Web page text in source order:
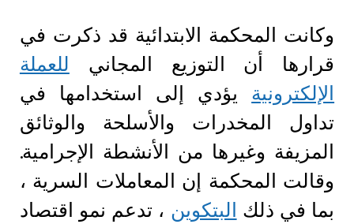
وكانت المحكمة الابتدائية قد ذكرت في
قرارها أن التوزيع المجاني للعملة
الإلكترونية يؤدي إلى استخدامها في
تداول المخدرات والأسلحة والوثائق
المزيفة وغيرها من الأنشطة الإجرامية.
وقالت المحكمة إن المعاملات السرية ،
بما في ذلك البتكوين ، تدعم نمو اقتصاد